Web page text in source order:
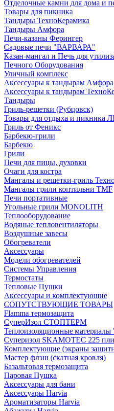
Отделочные камни для дома и
Товары для пикника
Тандыры ТехноКерамика
Тандыры Амфора
Печи-казаны Ферингер
Садовые печи "ВАРВАРА"
Казан-мангал и Печь для
Печного Оборудования
Уличный комплекс
Аксессуары к тандырам Амфора
Аксессуары к тандырам
Тандыры
Гриль-решетки (Рубцовск)
Товары для отдыха и пикника
Гриль от Феникс
Барбекю-грили
Барбекю
Грили
Печи для пицы, духовки
Очаги для костра
Мангалы и решетки-гриль
Мангалы грили коптильни TMF
Печи портативные
Угольные грили MONOLITH
Теплооборудование
Водяные тепловентиляторы
Воздушные завесы
Обогреватели
Аксессуары
Модели обогревателей
Системы Управления
Термостаты
Тепловые Пушки
Аксессуары и комплектующие
СОПУТСТВУЮЩИЕ ТОВАРЫ
Flamma термозащита
СуперИзол СТОПТЕРМ
Теплоизоляционные
Суперизол SKAMOTEC 225
Комплектующие (экраны
Мастер флэш (скатная кровля)
Базальтовая термозащита
Паровая Пушка
Аксессуары для бани
Аксессуары Harvia
Ароматизаторы Harvia